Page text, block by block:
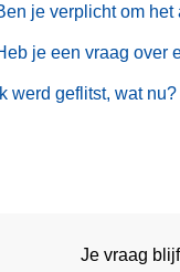
je verplicht om
je een vraag over
Ik werd geflitst, wat nu?
Je vraag